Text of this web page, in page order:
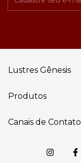
Lustres Gênesis
Produtos
Canais de Contato